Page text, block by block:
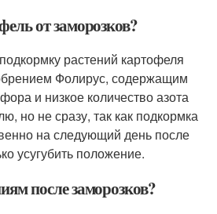
от заморозков?
растений картофеля
Фолирус, содержащим
и низкое количество азота
но не сразу, так как подкормка
на следующий день после
усугубить положение.
после заморозков?